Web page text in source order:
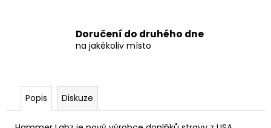
Doručení do druhého dne
na jakékoliv místo
Popis Diskuze